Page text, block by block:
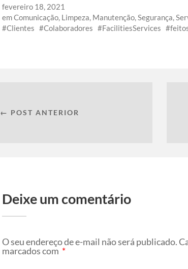
fevereiro 18, 2021
emComunicação, Limpeza, Manutenção,Segurança,
Clientes
Colaboradores FacilitiesServices
← POST ANTERIOR
Deixe um comentário
O seu endereço de e-mail não será publicado.
marcados com *